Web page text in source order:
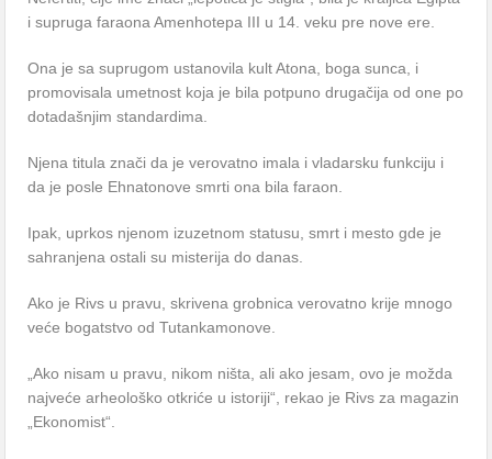
i supruga faraona Amenhotepa III u 14. veku pre nove ere.
Ona je sa suprugom ustanovila kult Atona, boga sunca, i
promovisala umetnost koja je bila potpuno drugačija od one po
dotadašnjim standardima.
Njena titula znači da je verovatno imala i vladarsku funkciju i
da je posle Ehnatonove smrti ona bila faraon.
Ipak, uprkos njenom izuzetnom statusu, smrt i mesto gde je
sahranjena ostali su misterija do danas.
Ako je Rivs u pravu, skrivena grobnica verovatno krije mnogo
veće bogatstvo od Tutankamonove.
„Ako nisam u pravu, nikom ništa, ali ako jesam, ovo je možda
najveće arheološko otkriće u istoriji“, rekao je Rivs za magazin
„Ekonomist“.